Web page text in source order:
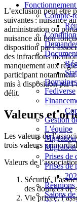
Fonctionnement
Compte-
Fediverse
Gestion
L'équipe
Prises de
Prises de
Réunions
Salons
L’exclusion peut être
suivantes : nuisance
administration ou
nuisance au bon
disposition par
des infractions
manquement aux
participant notamment
mis à disposition par
délit.
Valeurs et
Les valeurs de
trois valeurs
Valeurs de
Sécurité,
des données de
Vie privée,